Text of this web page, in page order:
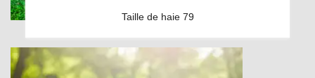
Taille de haie 79